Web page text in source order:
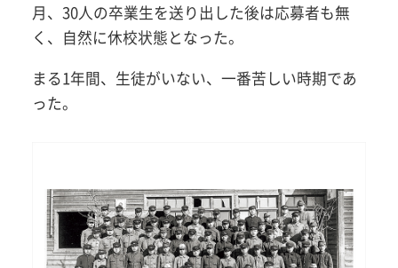
月、30人の卒業生を送り出した後は応募者も無
く、自然に休校状態となった。
まる1年間、生徒がいない、一番苦しい時期であ
った。